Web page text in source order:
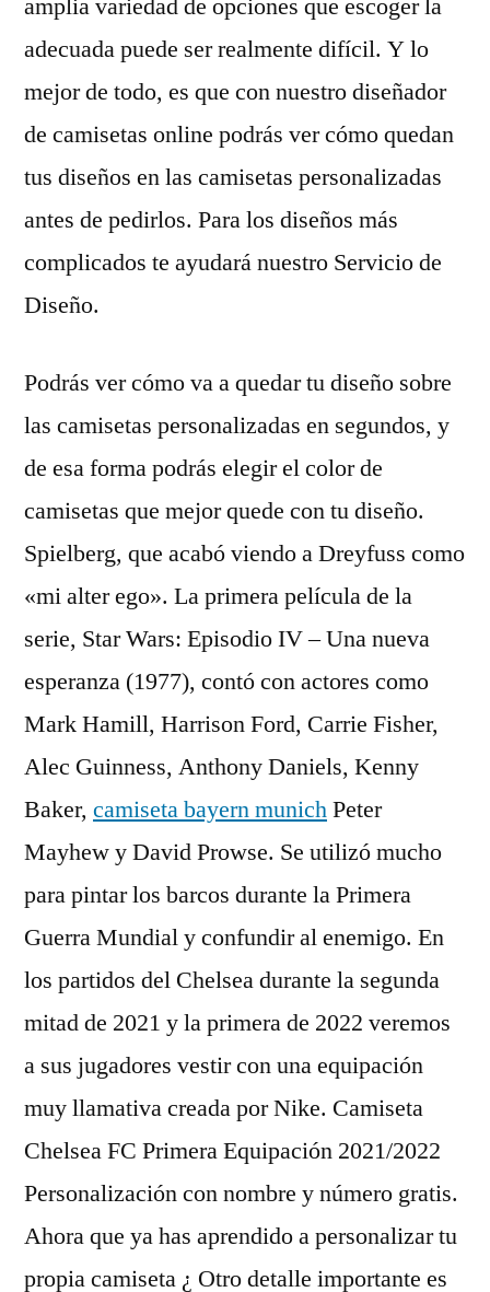
amplia variedad de opciones que escoger la
adecuada puede ser realmente difícil. Y lo
mejor de todo, es que con nuestro diseñador
de camisetas online podrás ver cómo quedan
tus diseños en las camisetas personalizadas
antes de pedirlos. Para los diseños más
complicados te ayudará nuestro Servicio de
Diseño.
Podrás ver cómo va a quedar tu diseño sobre
las camisetas personalizadas en segundos, y
de esa forma podrás elegir el color de
camisetas que mejor quede con tu diseño.
Spielberg, que acabó viendo a Dreyfuss como
«mi alter ego». La primera película de la
serie, Star Wars: Episodio IV – Una nueva
esperanza (1977), contó con actores como
Mark Hamill, Harrison Ford, Carrie Fisher,
Alec Guinness, Anthony Daniels, Kenny
Baker, camiseta bayern munichPeter
Mayhew y David Prowse. Se utilizó mucho
para pintar los barcos durante la Primera
Guerra Mundial y confundir al enemigo. En
los partidos del Chelsea durante la segunda
mitad de 2021 y la primera de 2022 veremos
a sus jugadores vestir con una equipación
muy llamativa creada por Nike. Camiseta
Chelsea FC Primera Equipación 2021/2022
Personalización con nombre y número gratis.
Ahora que ya has aprendido a personalizar tu
propia camiseta ¿ Otro detalle importante es